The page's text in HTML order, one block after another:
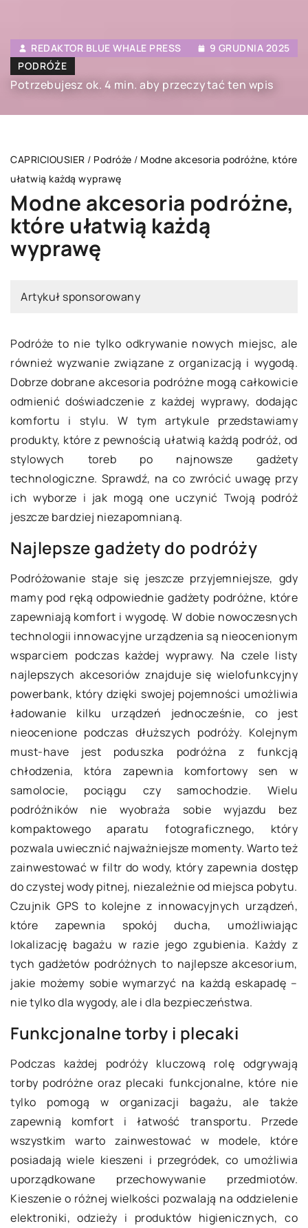
REDAKTOR BLUE WHALE PRESS
9 GRUDNIA 2025
PODRÓŻE
Potrzebujesz ok. 4 min. aby przeczytać ten wpis
CAPRICIOUSIER / Podróże / Modne akcesoria podróżne, które
ułatwią każdą wyprawę
Modne akcesoria podróżne,
które ułatwią każdą
wyprawę
Artykuł sponsorowany
Podróże to nie tylko odkrywanie nowych miejsc, ale
również wyzwanie związane z organizacją i wygodą.
Dobrze dobrane akcesoria podróżne mogą całkowicie
odmienić doświadczenie z każdej wyprawy, dodając
komfortu i stylu. W tym artykule przedstawiamy
produkty, które z pewnością ułatwią każdą podróż, od
stylowych toreb po najnowsze gadżety
technologiczne. Sprawdź, na co zwrócić uwagę przy
ich wyborze i jak mogą one uczynić Twoją podróż
jeszcze bardziej niezapomnianą.
Najlepsze gadżety do podróży
Podróżowanie staje się jeszcze przyjemniejsze, gdy
mamy pod ręką odpowiednie gadżety podróżne, które
zapewniają komfort i wygodę. W dobie nowoczesnych
technologii innowacyjne urządzenia są nieocenionym
wsparciem podczas każdej wyprawy. Na czele listy
najlepszych akcesoriów znajduje się wielofunkcyjny
powerbank, który dzięki swojej pojemności umożliwia
ładowanie kilku urządzeń jednocześnie, co jest
nieocenione podczas dłuższych podróży. Kolejnym
must-have jest poduszka podróżna z funkcją
chłodzenia, która zapewnia komfortowy sen w
samolocie, pociągu czy samochodzie. Wielu
podróżników nie wyobraża sobie wyjazdu bez
kompaktowego aparatu fotograficznego, który
pozwala uwiecznić najważniejsze momenty. Warto też
zainwestować w filtr do wody, który zapewnia dostęp
do czystej wody pitnej, niezależnie od miejsca pobytu.
Czujnik GPS to kolejne z innowacyjnych urządzeń,
które zapewnia spokój ducha, umożliwiając
lokalizację bagażu w razie jego zgubienia. Każdy z
tych gadżetów podróżnych to najlepsze akcesorium,
jakie możemy sobie wymarzyć na każdą eskapadę –
nie tylko dla wygody, ale i dla bezpieczeństwa.
Funkcjonalne torby i plecaki
Podczas każdej podróży kluczową rolę odgrywają
torby podróżne oraz plecaki funkcjonalne, które nie
tylko pomogą w organizacji bagażu, ale także
zapewnią komfort i łatwość transportu. Przede
wszystkim warto zainwestować w modele, które
posiadają wiele kieszeni i przegródek, co umożliwia
uporządkowane przechowywanie przedmiotów.
Kieszenie o różnej wielkości pozwalają na oddzielenie
elektroniki, odzieży i produktów higienicznych, co